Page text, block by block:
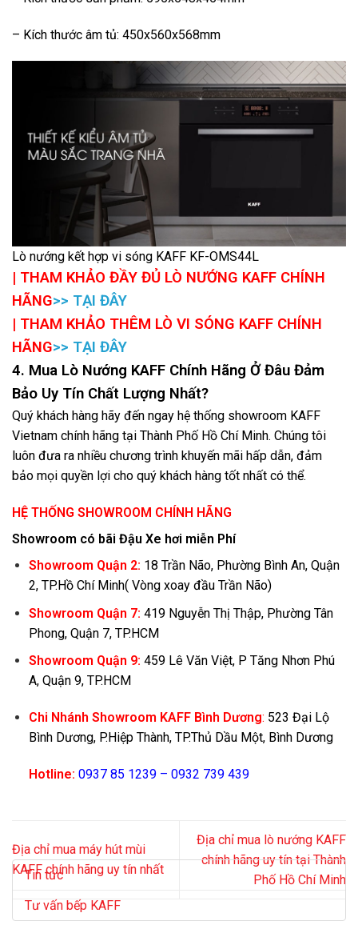
– Kích thước âm tủ: 450x560x568mm
Lò nướng kết hợp vi sóng KAFF KF-OMS44L
| THAM KHẢO ĐẦY ĐỦ LÒ NƯỚNG KAFF CHÍNH
HÃNG>> TẠI ĐÂY
| THAM KHẢO THÊM LÒ VI SÓNG KAFF CHÍNH
HÃNG>> TẠI ĐÂY
4. Mua Lò Nướng KAFF Chính Hãng Ở Đâu Đảm
Bảo Uy Tín Chất Lượng Nhất?
Quý khách hàng hãy đến ngay hệ thống showroom KAFF
Vietnam chính hãng tại Thành Phố Hồ Chí Minh. Chúng tôi
luôn đưa ra nhiều chương trình khuyến mãi hấp dẫn, đảm
bảo mọi quyền lợi cho quý khách hàng tốt nhất có thể.
HỆ THỐNG SHOWROOM CHÍNH HÃNG
Showroom có bãi Đậu Xe hơi miễn Phí
Showroom Quận 2: 18 Trần Não, Phường Bình An, Quận
2, TP.Hồ Chí Minh( Vòng xoay đầu Trần Não)
Showroom Quận 7: 419 Nguyễn Thị Thập, Phường Tân
Phong, Quận 7, TP.HCM
Showroom Quận 9: 459 Lê Văn Việt, P Tăng Nhơn Phú
A, Quận 9, TP.HCM
Chi Nhánh Showroom KAFF Bình Dương: 523 Đại Lộ
Bình Dương, P.Hiệp Thành, TP.Thủ Dầu Một, Bình Dương
Hotline: 0937 85 1239 – 0932 739 439
Địa chỉ mua máy hút mùi
KAFF chính hãng uy tín nhất
Địa chỉ mua lò nướng KAFF
chính hãng uy tín tại Thành
Phố Hồ Chí Minh
Tin tức
Tư vấn bếp KAFF